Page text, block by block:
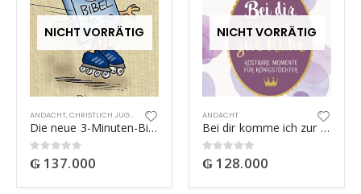
NICHT VORRÄTIG
ANDACHT,CHRISTLICH JUGEND
Die neue 3-Minuten-Bibel
0out of 5
₲ 137.000
NICHT VORRÄTIG
ANDACHT
Bei dir komme ich zur Ruhe
0out of 5
₲ 128.000